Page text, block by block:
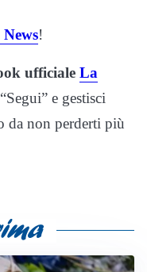
!
ufficiale La
e gestisci
da non perderti più